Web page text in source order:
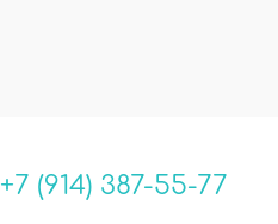
+7 (914) 387-55-77